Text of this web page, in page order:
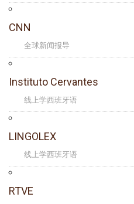
CNN
全球新闻报导
Instituto Cervantes
线上学西班牙语
LINGOLEX
线上学西班牙语
RTVE